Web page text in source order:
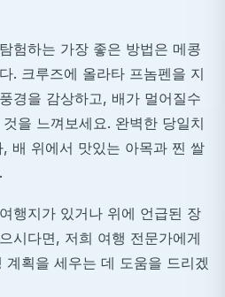
험하는 가장 좋은 방법은 메콩
. 크루즈에 올라타 프놈펜을 지
경을 감상하고, 배가 멀어질수
을 느껴보세요. 완벽한 당일치
배 위에서 맛있는 아목과 찐 쌀
행지가 있거나 위에 언급된 장
시다면, 저희 여행 전문가에게
계획을 세우는 데 도움을 드리겠